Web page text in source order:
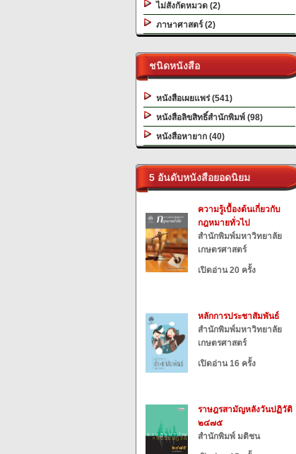
ไม่สังกัดหมวด (2)
ภาษาศาสตร์ (2)
ชนิดหนังสือ
หนังสือเผยแพร่ (541)
หนังสือลิขสิทธิ์สำนักพิมพ์ (98)
หนังสือหายาก (40)
5 อันดับหนังสือยอดนิยม
ความรู้เบื้องต้นเกี่ยวกับ
กฎหมายทั่วไป
สำนักพิมพ์มหาวิทยาลัย
เกษตรศาสตร์
เปิดอ่าน 20 ครั้ง
หลักการประชาสัมพันธ์
สำนักพิมพ์มหาวิทยาลัย
เกษตรศาสตร์
เปิดอ่าน 16 ครั้ง
ราษฎรสามัญหลังวันปฏิวัติ
๒๔๗๕
สำนักพิมพ์ มติชน